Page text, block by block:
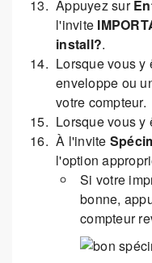
Appuyez sur
l'invite
install?.
Lorsque vous y
enveloppe ou
votre compteur.
Lorsque vous y
À l'invite
l'option
Si votre
bonne,
compteur